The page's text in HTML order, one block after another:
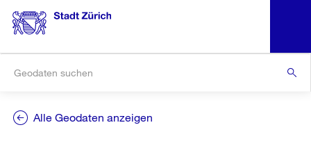
Alle Geodaten anzeigen